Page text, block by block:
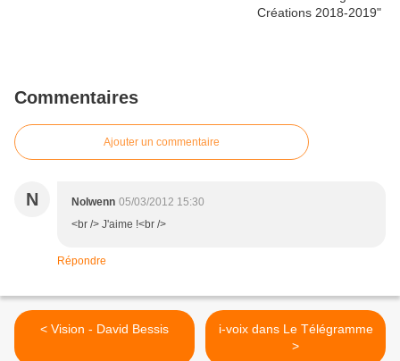
Commentaires
Ajouter un commentaire
N Nolwenn 05/03/2012 15:30
<br /> J'aime !<br />
Répondre
< Vision - David Bessis
i-voix dans Le Télégramme
>